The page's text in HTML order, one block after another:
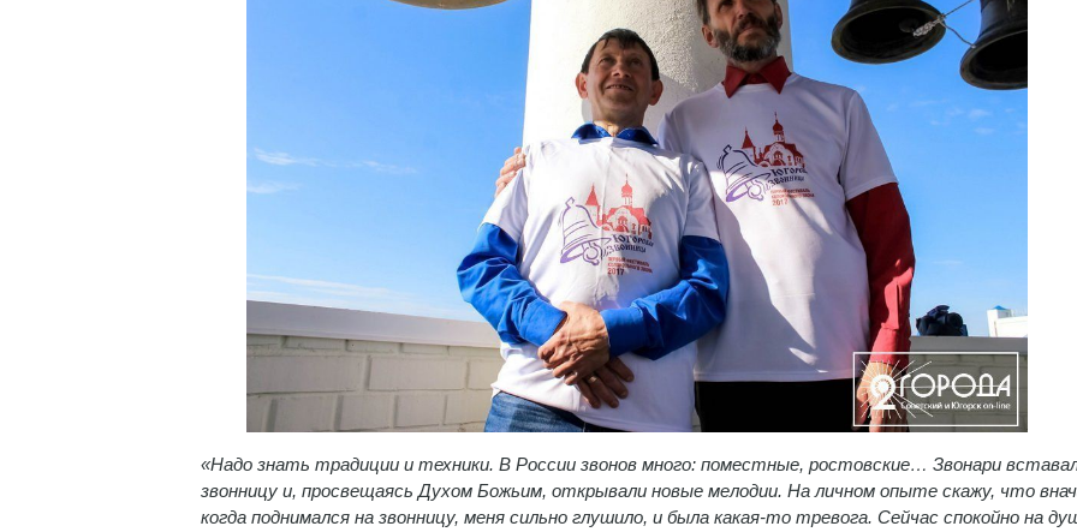
«Надо знать традиции и техники. В России звонов много: поместные, ростовские… Звонари
звонницу и, просвещаясь Духом Божьим, открывали новые мелодии. На личном опыте скажу, что
когда поднимался на звонницу, меня сильно глушило, и была какая-то тревога. Сейчас спокойно на